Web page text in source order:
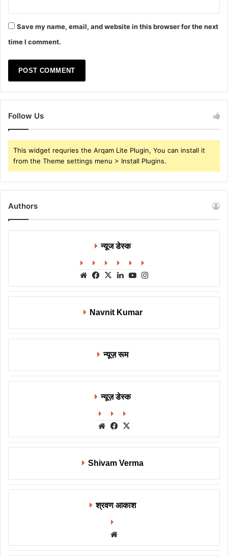
Save my name, email, and website in this browser for the next
time I comment.
Follow Us
This widget requries the Arqam Lite Plugin, You can install it
from the Theme settings menu > Install Plugins.
Authors
न्यूज डेस्क
WebsiteFacebook
X LinkedInYouTube
Navnit Kumar
न्यूज़ रूम
न्यूज़ डेस्क
WebsiteFacebook
Shivam Verma
श्रवण आकाश